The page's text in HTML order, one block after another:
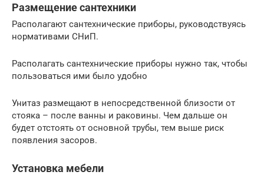
Размещение сантехники
Располагают сантехнические приборы, руководствуясь
нормативами СНиП.
Располагать сантехнические приборы нужно так, чтобы
пользоваться ими было удобно
Унитаз размещают в непосредственной близости от
стояка – после ванны и раковины. Чем дальше он
будет отстоять от основной трубы, тем выше риск
появления засоров.
Установка мебели